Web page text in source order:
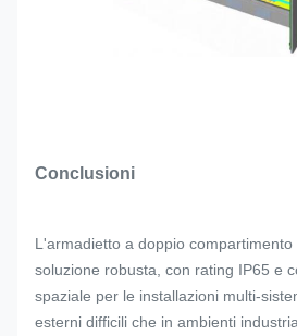
Conclusioni
L'armadietto a doppio
soluzione robusta, con rating IP65 e
spaziale per le installazioni multi-
esterni difficili che in ambienti